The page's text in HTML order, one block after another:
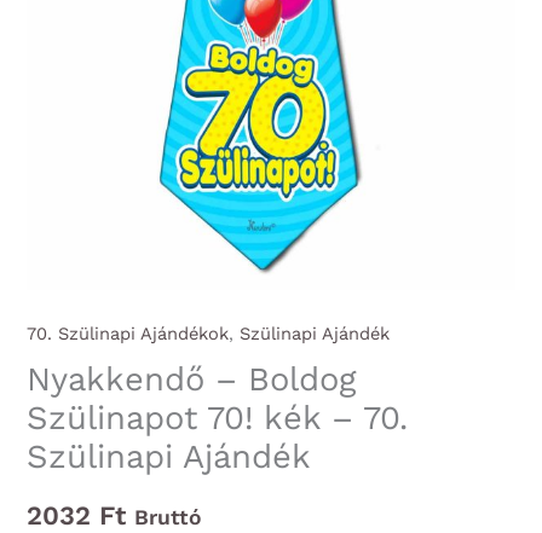
70. Szülinapi Ajándékok, Szülinapi Ajándék
Nyakkendő – Boldog
Szülinapot 70! kék – 70.
Szülinapi Ajándék
2032 Ft Bruttó